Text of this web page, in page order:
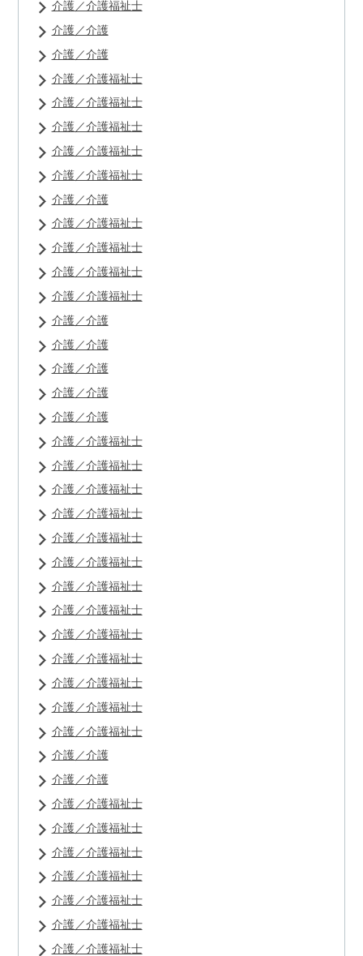
介護／介護福祉士
介護／介護
介護／介護
介護／介護福祉士
介護／介護福祉士
介護／介護福祉士
介護／介護福祉士
介護／介護福祉士
介護／介護
介護／介護福祉士
介護／介護福祉士
介護／介護福祉士
介護／介護福祉士
介護／介護
介護／介護
介護／介護
介護／介護
介護／介護
介護／介護福祉士
介護／介護福祉士
介護／介護福祉士
介護／介護福祉士
介護／介護福祉士
介護／介護福祉士
介護／介護福祉士
介護／介護福祉士
介護／介護福祉士
介護／介護福祉士
介護／介護福祉士
介護／介護福祉士
介護／介護福祉士
介護／介護
介護／介護
介護／介護福祉士
介護／介護福祉士
介護／介護福祉士
介護／介護福祉士
介護／介護福祉士
介護／介護福祉士
介護／介護福祉士